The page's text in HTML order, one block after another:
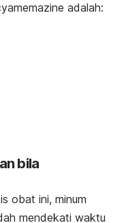
adalah:
bila
obat ini, minum
mendekati waktu